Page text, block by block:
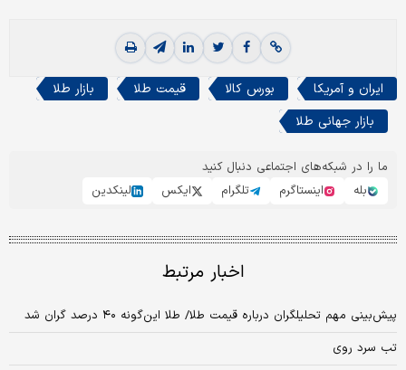
ایران و آمریکا بورس کالا قیمت طلا
بازار طلا
بازار جهانی طلا
ما را در شبکه‌های اجتماعی دنبال کنید
بله
اینستاگرم تلگرام ایکس لینکدین
اخبار مرتبط
پیش‌بینی مهم تحلیلگران درباره قیمت طلا/ طلا این‌گونه ۴۰ درصد گران شد
تب سرد روی